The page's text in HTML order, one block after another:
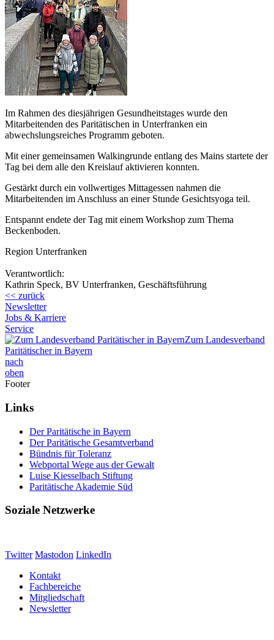
Im Rahmen des diesjährigen Gesundheitstages wurde den
Mitarbeitenden des Paritätischen in Unterfranken ein
abwechslungsreiches Programm geboten.
Mit einer gemeinsamen Walkingrunde entlang des Mains startete der
Tag bei dem alle den Kreislauf aktivieren konnten.
Gestärkt durch ein vollwertiges Mittagessen nahmen die
Mitarbeitenden im Anschluss an einer Stunde Gesichtsyoga teil.
Entspannt endete der Tag mit einem Workshop zum Thema
Beckenboden.
Region Unterfranken
Verantwortlich:
Kathrin Speck, BV Unterfranken, Geschäftsführung
<< zurück
Newsletter
Jobs & Karriere
Service
Zum Landesverband
Paritätischer in Bayern
nach
oben
Footer
Links
Der Paritätische in Bayern
Der Paritätische Gesamtverband
Bündnis für Toleranz
Webportal Wege aus der Gewalt
Luise Kiesselbach Stiftung
Paritätische Akademie Süd
Soziale Netzwerke
Twitter Mastodon LinkedIn
Kontakt
Fachbereiche
Mitgliedschaft
Newsletter